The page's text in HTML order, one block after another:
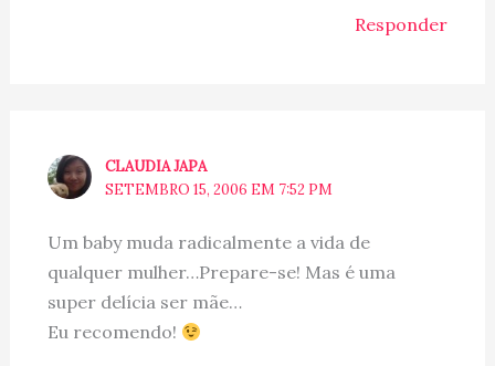
Responder
CLAUDIA JAPA
SETEMBRO 15, 2006 EM 7:52 PM
Um baby muda radicalmente a vida de
qualquer mulher…Prepare-se! Mas é uma
super delícia ser mãe…
Eu recomendo!